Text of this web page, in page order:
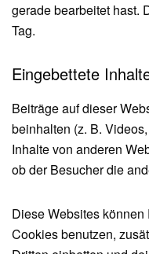
gerade bearbeitet hast.
Tag.
Eingebettete
Beiträge auf dieser
beinhalten (z. B.
Inhalte von anderen
ob der Besucher die
Diese Websites
Cookies benutzen,